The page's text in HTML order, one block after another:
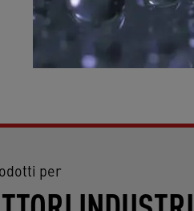
Limitazioni:non
Desideri assistenza
per